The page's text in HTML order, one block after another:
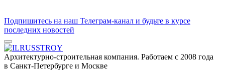
Подпишитесь на наш Телеграм-канал и будьте в курсе
последних новостей
Архитектурно-строительная компания. Работаем с 2008 года
в Санкт-Петербурге и Москве